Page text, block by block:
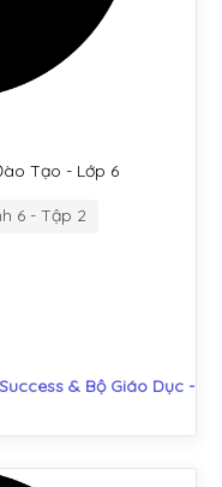
Tạo - Lớp 6
6 - Tập 2
& Bộ Giáo Dục -